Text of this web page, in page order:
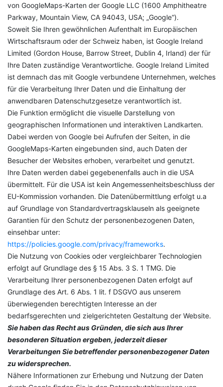
von GoogleMaps-Karten der Google LLC (1600 Amphitheatre
Parkway, Mountain View, CA 94043, USA; „Google“).
Soweit Sie Ihren gewöhnlichen Aufenthalt im Europäischen
Wirtschaftsraum oder der Schweiz haben, ist Google Ireland
Limited (Gordon House, Barrow Street, Dublin 4, Irland) der für
Ihre Daten zuständige Verantwortliche. Google Ireland Limited
ist demnach das mit Google verbundene Unternehmen, welches
für die Verarbeitung Ihrer Daten und die Einhaltung der
anwendbaren Datenschutzgesetze verantwortlich ist.
Die Funktion ermöglicht die visuelle Darstellung von
geographischen Informationen und interaktiven Landkarten.
Dabei werden von Google bei Aufrufen der Seiten, in die
GoogleMaps-Karten eingebunden sind, auch Daten der
Besucher der Websites erhoben, verarbeitet und genutzt.
Ihre Daten werden dabei gegebenenfalls auch in die USA
übermittelt. Für die USA ist kein Angemessenheitsbeschluss der
EU-Kommission vorhanden. Die Datenübermittlung erfolgt u.a
auf Grundlage von Standardvertragsklauseln als geeignete
Garantien für den Schutz der personenbezogenen Daten,
einsehbar unter:
https://policies.google.com/privacy/frameworks.
Die Nutzung von Cookies oder vergleichbarer Technologien
erfolgt auf Grundlage des § 15 Abs. 3 S. 1 TMG. Die
Verarbeitung Ihrer personenbezogenen Daten erfolgt auf
Grundlage des Art. 6 Abs. 1 lit. f DSGVO aus unserem
überwiegenden berechtigten Interesse an der
bedarfsgerechten und zielgerichteten Gestaltung der Website.
Sie haben das Recht aus Gründen, die sich aus Ihrer
besonderen Situation ergeben, jederzeit dieser
Verarbeitungen Sie betreffender personenbezogener Daten
zu widersprechen.
Nähere Informationen zur Erhebung und Nutzung der Daten